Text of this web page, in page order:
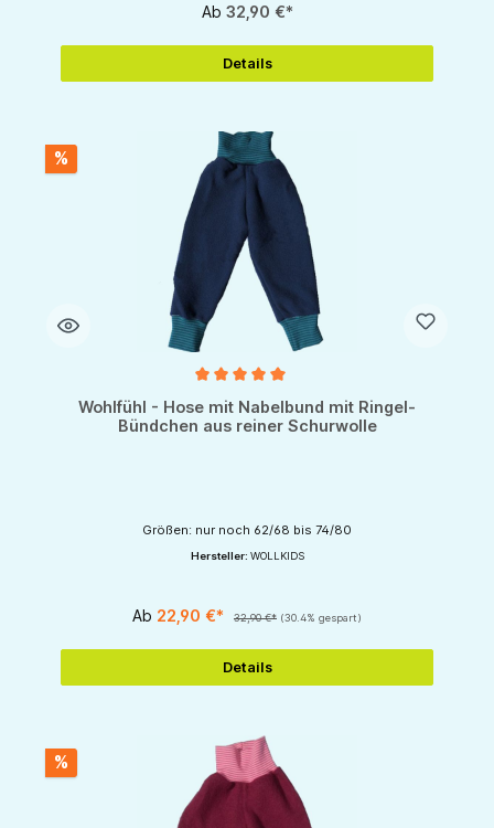
Ab 32,90 €*
Details
%
Durchschnittliche Bewertung von 5 von 5 Sternen
Wohlfühl - Hose mit Nabelbund mit Ringel-
Bündchen aus reiner Schurwolle
Größen: nur noch 62/68 bis 74/80
Hersteller: WOLLKIDS
Ab 22,90 €* 32,90 €* (30.4% gespart)
Details
%